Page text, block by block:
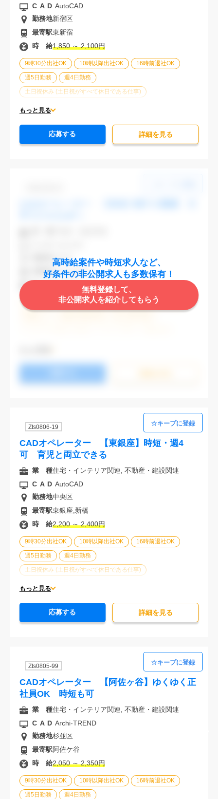
9時30分出社OK 10時以降出社OK 16時前退社OK
週5日勤務 週4日勤務
土日祝休み (土日祝がすべて休日である仕事)
平日休みあり (週に一度以上平日に休日がある仕事)
エルダー(40歳以上)応援 服装自由
大手企業 駅から徒歩5分以内 20代活躍中
もっと見る
CAD AutoCAD
勤務地新宿区
最寄駅東新宿
時 給1,850 ～ 2,100円
応募する 詳細を⾒る
高時給案件や時短求人など、
好条件の非公開求人も多数保有！
無料登録して、
非公開求人を紹介してもらう
土日祝休み (土日祝がすべて休日である仕事)
勤務地渋谷区
最寄駅渋谷,表参道
Zts0806-19
CADオペレーター 【東銀座】時短・週4
可 育児と両立できる
9時30分出社OK 10時以降出社OK 16時前退社OK
週5日勤務 週4日勤務
土日祝休み (土日祝がすべて休日である仕事)
平日休みあり (週に一度以上平日に休日がある仕事)
エルダー(40歳以上)応援 服装自由
駅から徒歩5分以内 オフィスが禁煙 20代活躍中
もっと見る
業 種住宅・インテリア関連, 不動産・建設関連
CAD AutoCAD
勤務地中央区
最寄駅東銀座,新橋
時 給2,200 ～ 2,400円
応募する 詳細を⾒る
Zts0805-99
CADオペレーター 【阿佐ヶ谷】ゆくゆく正
社員OK 時短も可
9時30分出社OK 10時以降出社OK 16時前退社OK
週5日勤務 週4日勤務
業 種住宅・インテリア関連, 不動産・建設関連
CAD Archi-TREND
勤務地杉並区
最寄駅阿佐ケ谷
時 給2,050 ～ 2,350円